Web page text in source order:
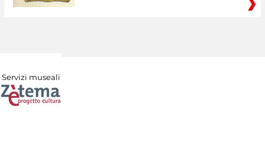
Servizi museali